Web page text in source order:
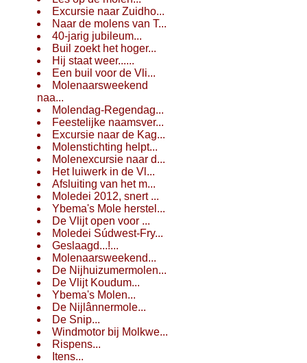
Excursie naar Zuidho...
Naar de molens van T...
40-jarig jubileum...
Buil zoekt het hoger...
Hij staat weer......
Een buil voor de Vli...
Molenaarsweekend
naa...
Molendag-Regendag...
Feestelijke naamsver...
Excursie naar de Kag...
Molenstichting helpt...
Molenexcursie naar d...
Het luiwerk in de Vl...
Afsluiting van het m...
Moledei 2012, snert ...
Ybema's Mole herstel...
De Vlijt open voor ...
Moledei Súdwest-Fry...
Geslaagd...!...
Molenaarsweekend...
De Nijhuizumermolen...
De Vlijt Koudum...
Ybema's Molen...
De Nijlânnermole...
De Snip...
Windmotor bij Molkwe...
Rispens...
Itens...